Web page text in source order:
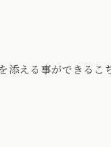
添える事ができる